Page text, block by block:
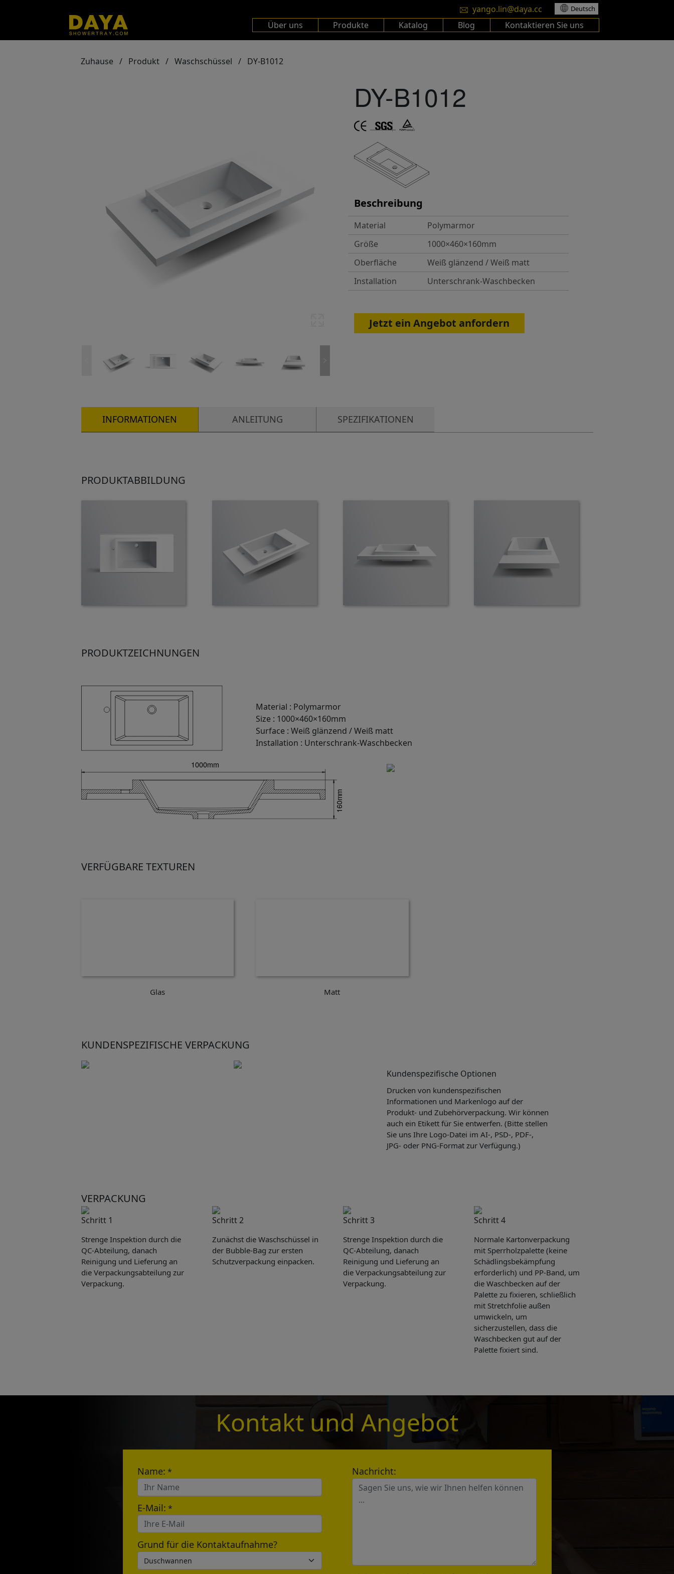
yango.lin@daya.cc Deutsch
Über uns Produkte Katalog Blog Kontaktieren Sie uns
Zuhause / Produkt / Waschschüssel / DY-B1012
DY-B1012
Beschreibung
Material
Polymarmor
Größe
1000×460×160mm
Oberfläche
Weiß glänzend / Weiß matt
Installation
Unterschrank-Waschbecken
Jetzt ein Angebot anfordern
INFORMATIONEN ANLEITUNG SPEZIFIKATIONEN
PRODUKTABBILDUNG
PRODUKTZEICHNUNGEN
Material : Polymarmor
Size : 1000×460×160mm
Surface : Weiß glänzend / Weiß matt
Installation : Unterschrank-Waschbecken
VERFÜGBARE TEXTUREN
Glas Matt
KUNDENSPEZIFISCHE VERPACKUNG
Kundenspezifische Optionen
Drucken von kundenspezifischen
Informationen und Markenlogo auf der
Produkt- und Zubehörverpackung. Wir können
auch ein Etikett für Sie entwerfen. (Bitte stellen
Sie uns Ihre Logo-Datei im AI-, PSD-, PDF-,
JPG- oder PNG-Format zur Verfügung.)
VERPACKUNG
Schritt 1
Strenge Inspektion durch die
QC-Abteilung, danach
Reinigung und Lieferung an
die Verpackungsabteilung zur
Verpackung.
Schritt 2
Zunächst die Waschschüssel in
der Bubble-Bag zur ersten
Schutzverpackung einpacken.
Schritt 3
Strenge Inspektion durch die
QC-Abteilung, danach
Reinigung und Lieferung an
die Verpackungsabteilung zur
Verpackung.
Schritt 4
Normale Kartonverpackung
mit Sperrholzpalette (keine
Schädlingsbekämpfung
erforderlich) und PP-Band, um
die Waschbecken auf der
Palette zu fixieren, schließlich
mit Stretchfolie außen
umwickeln, um
sicherzustellen, dass die
Waschbecken gut auf der
Palette fixiert sind.
Kontakt und Angebot
Name: *
E-Mail: *
Grund für die Kontaktaufnahme?
Nachricht: